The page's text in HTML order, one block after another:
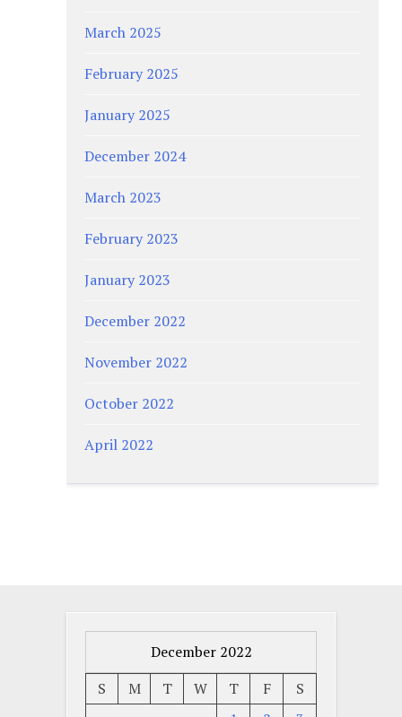
March 2025
February 2025
January 2025
December 2024
March 2023
February 2023
January 2023
December 2022
November 2022
October 2022
April 2022
December 2022
S
M T W T F
S